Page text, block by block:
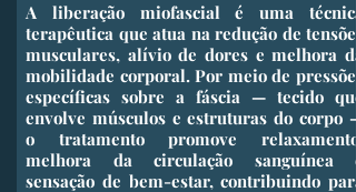
​A liberação miofascial é uma técnica
terapêutica que atua na redução de tensões
musculares, alívio de dores e melhora da
mobilidade corporal. Por meio de pressões
específicas sobre a fáscia — tecido que
envolve músculos e estruturas do corpo —
o tratamento promove relaxamento,
melhora da circulação sanguínea e
sensação de bem-estar, contribuindo para